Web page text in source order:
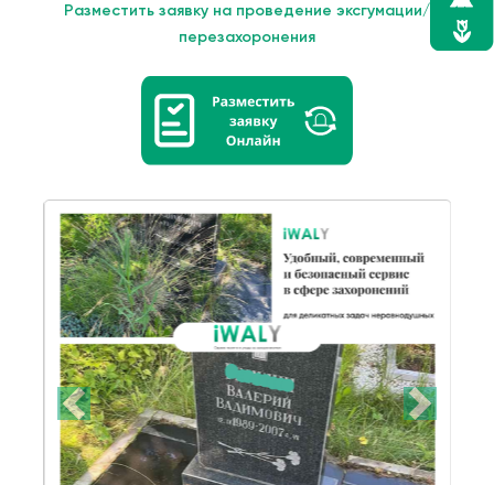
Разместить заявку на проведение эксгумации/
перезахоронения